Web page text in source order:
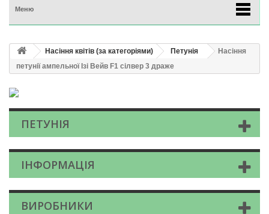
Меню
Насіння квітів (за категоріями) Петунія
Насіння
петунії ампельної Ізі Вeйв F1 сілвер 3 драже
ПЕТУНІЯ
ІНФОРМАЦІЯ
ВИРОБНИКИ